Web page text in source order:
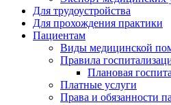
Для трудоустройства
Для прохождения практики
Пациентам
Виды медицинской
Правила
Плановая
Платные услуги
Права и обязанности